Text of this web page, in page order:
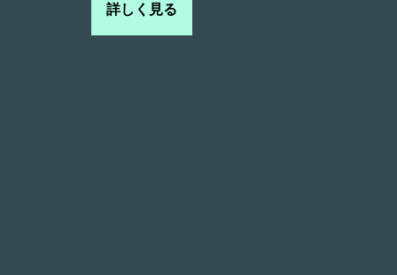
詳しく見る